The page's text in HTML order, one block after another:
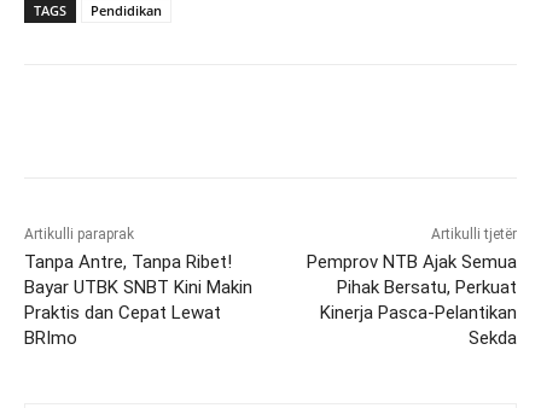
TAGS Pendidikan
Artikulli paraprak
Tanpa Antre, Tanpa Ribet!
Bayar UTBK SNBT Kini Makin
Praktis dan Cepat Lewat
BRImo
Artikulli tjetër
Pemprov NTB Ajak Semua
Pihak Bersatu, Perkuat
Kinerja Pasca-Pelantikan
Sekda